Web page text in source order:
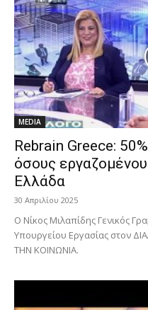
MEDIA
Rebrain Greece:
όσους
Ελλάδα
30 Απριλίου 2025
Ο Νίκος Μιλαπίδης Γενικός
Υπουργείου Εργασίας στον
ΤΗΝ ΚΟΙΝΩΝΙΑ.